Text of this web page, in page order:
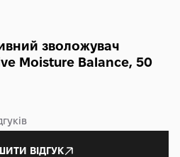
зволожувач
Moisture Balance, 50
ВІДГУК